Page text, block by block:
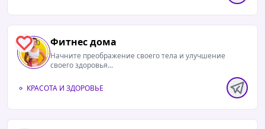
0 Фитнес дома
Начните преображение своего тела и улучшение
своего здоровья...
КРАСОТА И ЗДОРОВЬЕ